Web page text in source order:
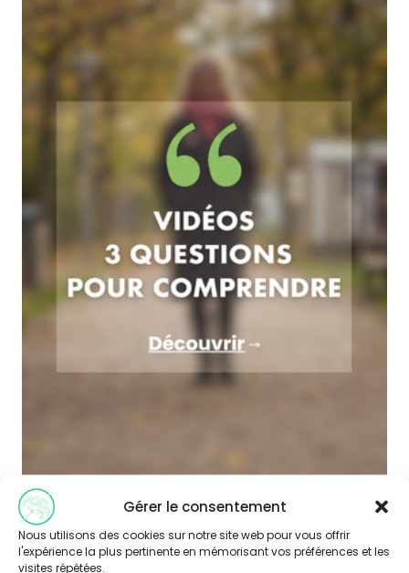
Gérer le consentement
Nous utilisons des cookies sur notre site web pour vous offrir
l'expérience la plus pertinente en mémorisant vos préférences et les
visites répétées.